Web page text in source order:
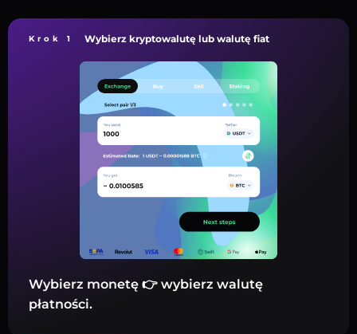
Krok 1 Wybierz kryptowalutę lub walutę fiat
Wybierz monetę 👉 wybierz walutę
płatności.